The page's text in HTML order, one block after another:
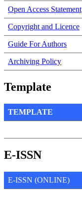
Open Access Statement
Copyright and Licence
Guide For Authors
Archiving Policy
Template
TEMPLATE
E-ISSN
E-ISSN (ONLINE)